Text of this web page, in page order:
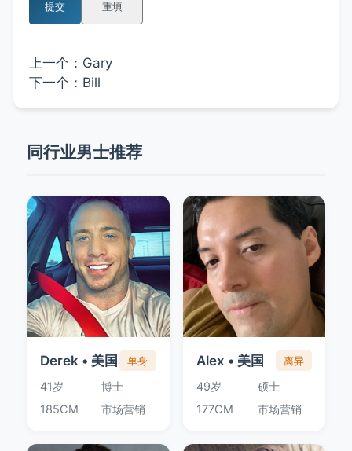
提交 重填
上一个： Gary
下一个： Bill
同行业男士推荐
Derek • 美国 单身
41岁
博士
185CM
市场营销
Alex • 美国 离异
49岁
硕士
177CM
市场营销